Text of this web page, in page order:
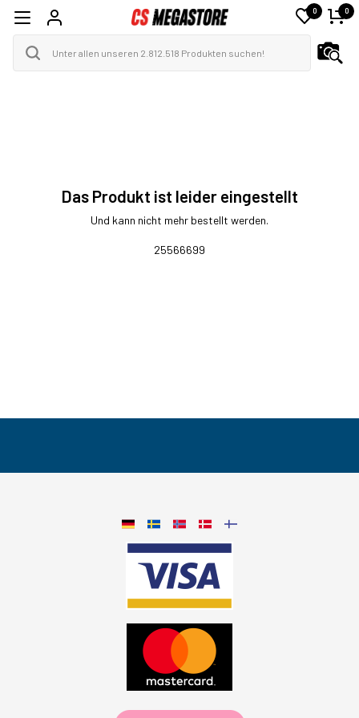
0 0
Das Produkt ist leider eingestellt
Und kann nicht mehr bestellt werden.
25566699